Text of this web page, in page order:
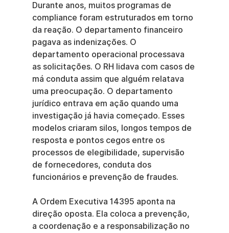
Durante anos, muitos programas de
compliance foram estruturados em torno
da reação. O departamento financeiro
pagava as indenizações. O
departamento operacional processava
as solicitações. O RH lidava com casos de
má conduta assim que alguém relatava
uma preocupação. O departamento
jurídico entrava em ação quando uma
investigação já havia começado. Esses
modelos criaram silos, longos tempos de
resposta e pontos cegos entre os
processos de elegibilidade, supervisão
de fornecedores, conduta dos
funcionários e prevenção de fraudes.
A Ordem Executiva 14395 aponta na
direção oposta. Ela coloca a prevenção,
a coordenação e a responsabilização no